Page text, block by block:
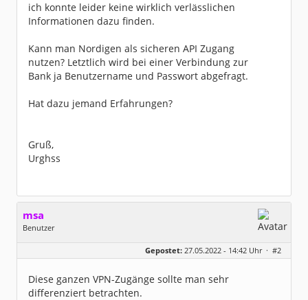
ich konnte leider keine wirklich verlässlichen
Informationen dazu finden.
Kann man Nordigen als sicheren API Zugang
nutzen? Letztlich wird bei einer Verbindung zur
Bank ja Benutzername und Passwort abgefragt.
Hat dazu jemand Erfahrungen?
Gruß,
Urghss
msa
Benutzer
Alter:
63
Dabei seit:
03 / 2007
Gepostet: 27.05.2022 - 14:42 Uhr · #2
Diese ganzen VPN-Zugänge sollte man sehr
differenziert betrachten.